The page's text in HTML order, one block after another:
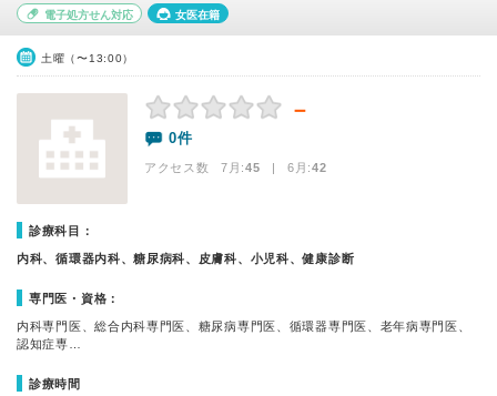
電子処方せん対応 女医在籍
土曜（〜13:00）
－
0件
アクセス数 7月:45 | 6月:42
診療科目：
内科、循環器内科、糖尿病科、皮膚科、小児科、健康診断
専門医・資格：
内科専門医、総合内科専門医、糖尿病専門医、循環器専門医、老年病専門医、
認知症専…
診療時間